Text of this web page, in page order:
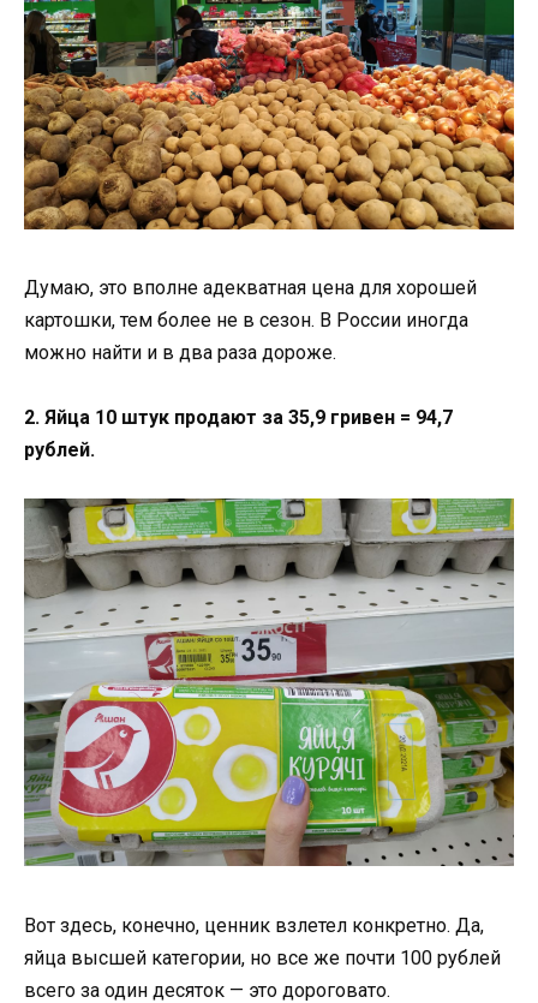
Думаю, это вполне адекватная цена для хорошей
картошки, тем более не в сезон. В России иногда
можно найти и в два раза дороже.
2. Яйца 10 штук продают за 35,9 гривен = 94,7
рублей.
Вот здесь, конечно, ценник взлетел конкретно. Да,
яйца высшей категории, но все же почти 100 рублей
всего за один десяток — это дороговато.